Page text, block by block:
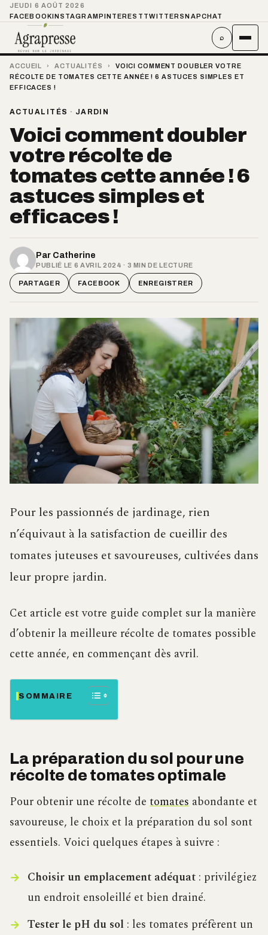
JEUDI 6 AOÛT 2026
FACEBOOKINSTAGRAMPINTEREST TWITTER SNAPCHAT
⌕
ACCUEIL › ACTUALITÉS ›
VOICI COMMENT DOUBLER VOTRE
RÉCOLTE DE TOMATES CETTE ANNÉE ! 6 ASTUCES SIMPLES ET
EFFICACES !
ACTUALITÉS · JARDIN
Voici comment doubler
votre récolte de
tomates cette année ! 6
astuces simples et
efficaces !
Par Catherine
PUBLIÉ LE 6 AVRIL 2024 · 3 MIN DE LECTURE
PARTAGER FACEBOOK ENREGISTRER
Pour les passionnés de jardinage, rien
n’équivaut à la satisfaction de cueillir des
tomates juteuses et savoureuses, cultivées dans
leur propre jardin.
Cet article est votre guide complet sur la manière
d’obtenir la meilleure récolte de tomates possible
cette année, en commençant dès avril.
SOMMAIRE
La préparation du sol pour une
récolte de tomates optimale
Pour obtenir une récolte de tomates abondante et
savoureuse, le choix et la préparation du sol sont
essentiels. Voici quelques étapes à suivre :
Choisir un emplacement adéquat: privilégiez
un endroit ensoleillé et bien drainé.
Tester le pH du sol: les tomates préfèrent un